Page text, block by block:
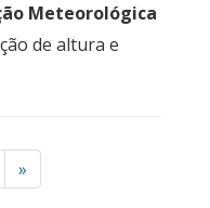
Meteorológica
de altura e
»